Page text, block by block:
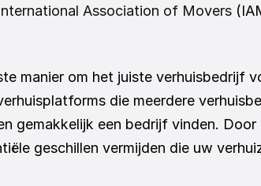
Association of Movers
manier om het juiste verhuisbedrijf
die meerdere
gemakkelijk een bedrijf vinden. Door
geschillen vermijden die uw